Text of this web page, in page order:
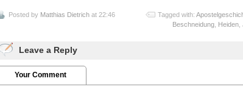
Posted by Matthias Dietrich at 22:46 Tagged with:
Beschneidung
Heiden
Leave a Reply
Your Comment